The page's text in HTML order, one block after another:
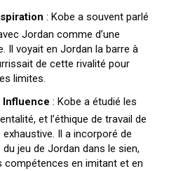
: Kobe a souvent parlé
Jordan comme d’une
Il voyait en Jordan la barre à
de cette rivalité pour
limites.
: Kobe a étudié les
et l’éthique de travail de
Il a incorporé de
jeu de Jordan dans le sien,
en imitant et en